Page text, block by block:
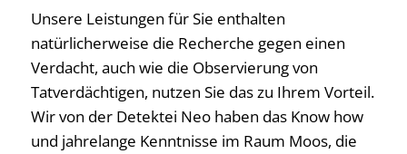
Unsere Leistungen für Sie enthalten
natürlicherweise die Recherche gegen einen
Verdacht, auch wie die Observierung von
Tatverdächtigen, nutzen Sie das zu Ihrem Vorteil.
Wir von der Detektei Neo haben das Know how
und jahrelange Kenntnisse im Raum Moos, die